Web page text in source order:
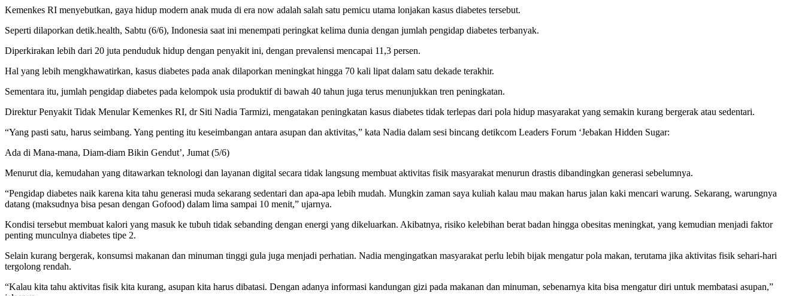
Kemenkes RI menyebutkan, gaya hidup modern anak muda di era now adalah salah satu pemicu utama lonjakan kasus diabetes tersebut.
Seperti dilaporkan detik.health, Sabtu (6/6), Indonesia saat ini menempati peringkat kelima dunia dengan jumlah pengidap diabetes terbanyak.
Diperkirakan lebih dari 20 juta penduduk hidup dengan penyakit ini, dengan prevalensi mencapai 11,3 persen.
Hal yang lebih mengkhawatirkan, kasus diabetes pada anak dilaporkan meningkat hingga 70 kali lipat dalam satu dekade terakhir.
Sementara itu, jumlah pengidap diabetes pada kelompok usia produktif di bawah 40 tahun juga terus menunjukkan tren peningkatan.
Direktur Penyakit Tidak Menular Kemenkes RI, dr Siti Nadia Tarmizi, mengatakan peningkatan kasus diabetes tidak terlepas dari pola hidup masyarakat yang semakin kurang bergerak atau sedentari.
“Yang pasti satu, harus seimbang. Yang penting itu keseimbangan antara asupan dan aktivitas,” kata Nadia dalam sesi bincang detikcom Leaders Forum ‘Jebakan Hidden Sugar:
Ada di Mana-mana, Diam-diam Bikin Gendut’, Jumat (5/6)
Menurut dia, kemudahan yang ditawarkan teknologi dan layanan digital secara tidak langsung membuat aktivitas fisik masyarakat menurun drastis dibandingkan generasi sebelumnya.
“Pengidap diabetes naik karena kita tahu generasi muda sekarang sedentari dan apa-apa lebih mudah. Mungkin zaman saya kuliah kalau mau makan harus jalan kaki mencari warung. Sekarang, warungnya
datang (maksudnya bisa pesan dengan Gofood) dalam lima sampai 10 menit,” ujarnya.
Kondisi tersebut membuat kalori yang masuk ke tubuh tidak sebanding dengan energi yang dikeluarkan. Akibatnya, risiko kelebihan berat badan hingga obesitas meningkat, yang kemudian menjadi faktor
penting munculnya diabetes tipe 2.
Selain kurang bergerak, konsumsi makanan dan minuman tinggi gula juga menjadi perhatian. Nadia mengingatkan masyarakat perlu lebih bijak mengatur pola makan, terutama jika aktivitas fisik sehari-hari
tergolong rendah.
“Kalau kita tahu aktivitas fisik kita kurang, asupan kita harus dibatasi. Dengan adanya informasi kandungan gizi pada makanan dan minuman, sebenarnya kita bisa mengatur diri untuk membatasi asupan,”